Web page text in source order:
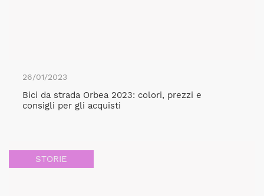
26/01/2023
Bici da strada Orbea 2023: colori, prezzi e
consigli per gli acquisti
STORIE